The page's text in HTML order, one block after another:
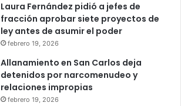
Laura Fernández pidió a jefes de
fracción aprobar siete proyectos de
ley antes de asumir el poder
febrero 19, 2026
Allanamiento en San Carlos deja
detenidos por narcomenudeo y
relaciones impropias
febrero 19, 2026